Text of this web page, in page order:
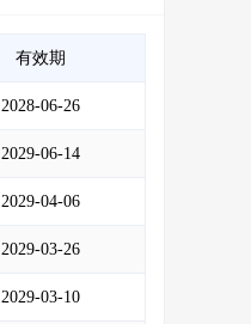
有效期
2028-06-26
2029-06-14
2029-04-06
2029-03-26
2029-03-10